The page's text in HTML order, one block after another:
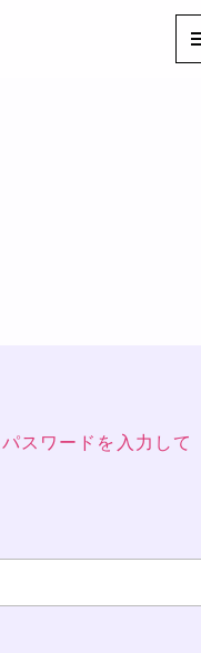
スワードを入力して